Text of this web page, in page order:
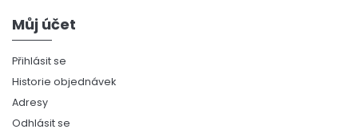
Můj účet
Přihlásit se
Historie objednávek
Adresy
Odhlásit se